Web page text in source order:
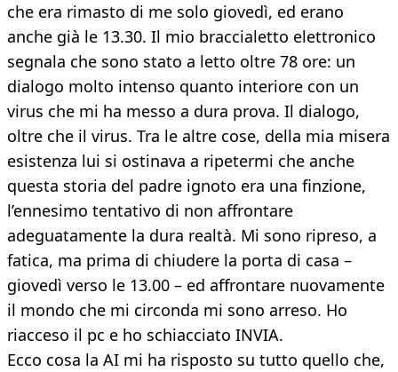
che era rimasto di me solo giovedì, ed erano
anche già le 13.30. Il mio braccialetto elettronico
segnala che sono stato a letto oltre 78 ore: un
dialogo molto intenso quanto interiore con un
virus che mi ha messo a dura prova. Il dialogo,
oltre che il virus. Tra le altre cose, della mia misera
esistenza lui si ostinava a ripetermi che anche
questa storia del padre ignoto era una finzione,
l’ennesimo tentativo di non affrontare
adeguatamente la dura realtà. Mi sono ripreso, a
fatica, ma prima di chiudere la porta di casa –
giovedì verso le 13.00 – ed affrontare nuovamente
il mondo che mi circonda mi sono arreso. Ho
riacceso il pc e ho schiacciato INVIA.
Ecco cosa la AI mi ha risposto su tutto quello che,